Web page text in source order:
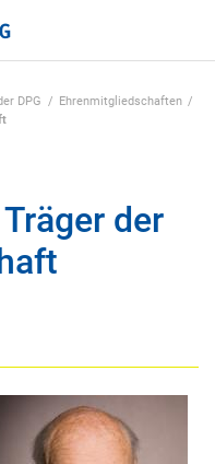
DPG
Ehrenmitgliedschaften
der